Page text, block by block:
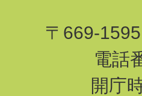
〒669-
電話
開庁